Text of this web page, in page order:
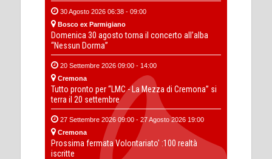
30 Agosto 2026 06:38 - 09:00
Bosco ex Parmigiano
Domenica 30 agosto torna il concerto all’alba
“Nessun Dorma”
20 Settembre 2026 09:00 - 14:00
Cremona
Tutto pronto per “LMC - La Mezza di Cremona” si
terra il 20 settembre
27 Settembre 2026 09:00 - 27 Agosto 2026 19:00
Cremona
Prossima fermata Volontariato' :100 realtà
iscritte